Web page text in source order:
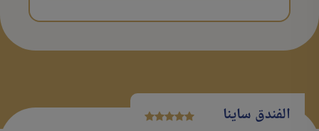
الفندق ساینا